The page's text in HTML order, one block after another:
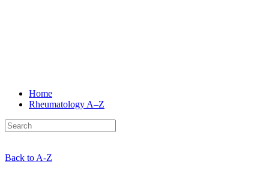
Home
Rheumatology A–Z
Back to A-Z